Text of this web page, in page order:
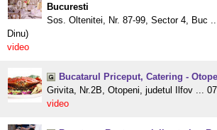
Bucuresti
Sos. Oltenitei, Nr. 87-99, Sector 4, Buc
Dinu)
video
Bucatarul Priceput, Catering -
Grivita, Nr.2B, Otopeni, judetul Ilfov ...
video